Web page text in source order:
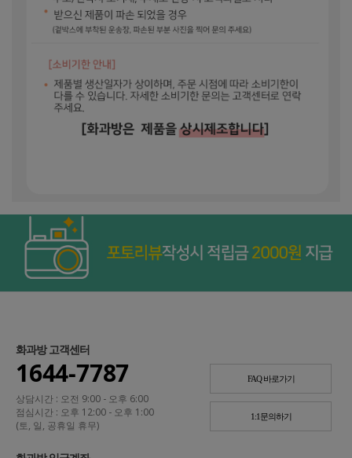
화과방 고객센터
1644-7787
상담시간 : 오전 9:00 - 오후 6:00
점심시간 : 오후 12:00 - 오후 1:00
(토, 일, 공휴일 휴무)
FAQ 바로가기
1:1문의하기